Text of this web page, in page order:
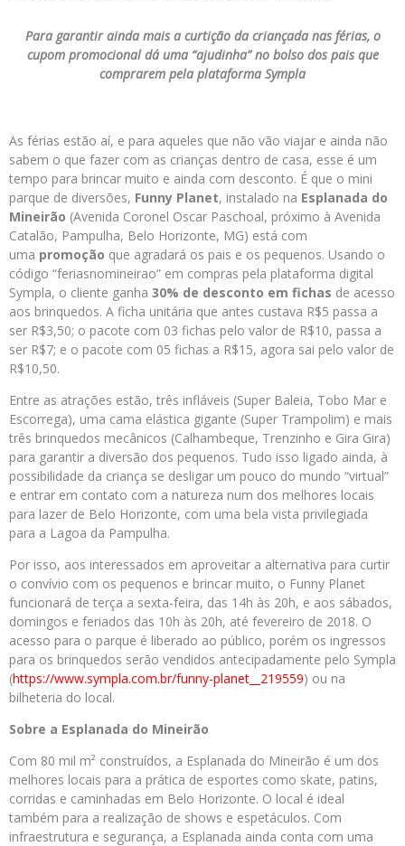
Para garantir ainda mais a curtição da criançada nas férias, o
cupom promocional dá uma “ajudinha” no bolso dos pais que
comprarem pela plataforma Sympla
As férias estão aí, e para aqueles que não vão viajar e ainda não
sabem o que fazer com as crianças dentro de casa, esse é um
tempo para brincar muito e ainda com desconto. É que o mini
parque de diversões, Funny Planet, instalado na Esplanada do
Mineirão (Avenida Coronel Oscar Paschoal, próximo à Avenida
Catalão, Pampulha, Belo Horizonte, MG) está com
uma promoção que agradará os pais e os pequenos. Usando o
código “feriasnomineirao” em compras pela plataforma digital
Sympla, o cliente ganha 30% de desconto em fichas de acesso
aos brinquedos. A ficha unitária que antes custava R$5 passa a
ser R$3,50; o pacote com 03 fichas pelo valor de R$10, passa a
ser R$7; e o pacote com 05 fichas a R$15, agora sai pelo valor de
R$10,50.
Entre as atrações estão, três infláveis (Super Baleia, Tobo Mar e
Escorrega), uma cama elástica gigante (Super Trampolim) e mais
três brinquedos mecânicos (Calhambeque, Trenzinho e Gira Gira)
para garantir a diversão dos pequenos. Tudo isso ligado ainda, à
possibilidade da criança se desligar um pouco do mundo “virtual”
e entrar em contato com a natureza num dos melhores locais
para lazer de Belo Horizonte, com uma bela vista privilegiada
para a Lagoa da Pampulha.
Por isso, aos interessados em aproveitar a alternativa para curtir
o convívio com os pequenos e brincar muito, o Funny Planet
funcionará de terça a sexta-feira, das 14h às 20h, e aos sábados,
domingos e feriados das 10h às 20h, até fevereiro de 2018. O
acesso para o parque é liberado ao público, porém os ingressos
para os brinquedos serão vendidos antecipadamente pelo Sympla
(https://www.sympla.com.br/funny-planet__219559) ou na
bilheteria do local.
Sobre a Esplanada do Mineirão
Com 80 mil m² construídos, a Esplanada do Mineirão é um dos
melhores locais para a prática de esportes como skate, patins,
corridas e caminhadas em Belo Horizonte. O local é ideal
também para a realização de shows e espetáculos. Com
infraestrutura e segurança, a Esplanada ainda conta com uma